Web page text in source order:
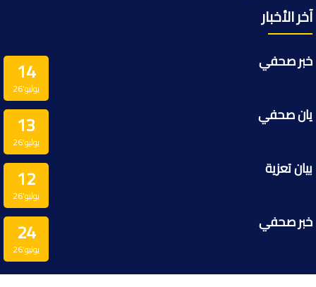
آخر الأخبار
14
يوليو’26
خبر صحفي
13
يوليو’26
يان صحفي
12
يوليو’26
بيان تعزية
24
يونيو’26
خبر صحفي